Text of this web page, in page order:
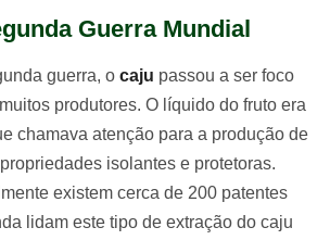
Guerra Mundial
guerra, o caju passou a ser foco
produtores. O líquido do fruto era
chamava atenção para a produção de
isolantes e protetoras.
existem cerca de 200 patentes
lidam este tipo de extração do caju